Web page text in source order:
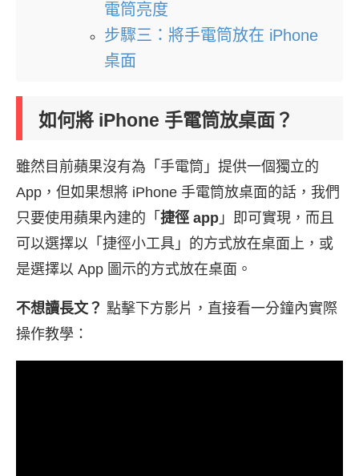
電筒亮度
步驟三：將手電筒放在 iPhone
桌面
如何將 iPhone 手電筒放桌面？
雖然目前蘋果沒有為「手電筒」提供一個獨立的
App，但如果想將 iPhone 手電筒放桌面的話，我們
只要使用蘋果內建的「 捷徑 app 」即可實現，而且
可以選擇以「捷徑小工具」的方式放在桌面上，或
是選擇以 App 圖示的方式放在桌面。
不想讀長文？ 點擊下方影片，直接看一分鐘內實際
操作教學：